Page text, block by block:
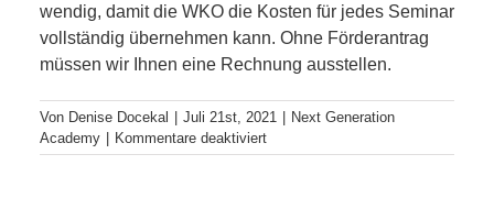
wen­dig, damit die WKO die Kosten für jedes Seminar
voll­stän­dig über­neh­men kann. Ohne Förderantrag
müs­sen wir Ihnen eine Rechnung ausstellen.
Von Denise Docekal Juli 21st, 2021
Next Generation
Academy
Kommentare deaktiviertfür
Wie